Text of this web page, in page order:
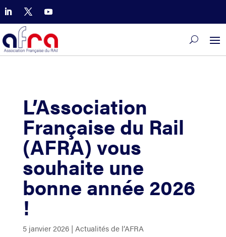
L’Association
Française du Rail
(AFRA) vous
souhaite une
bonne année 2026
!
5 janvier 2026| Actualités de l’AFRA